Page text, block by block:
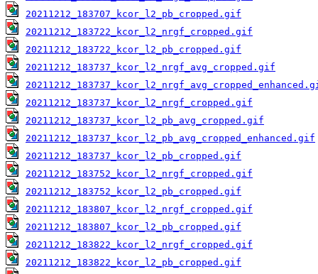
20211212_183707_kcor_l2_pb_cropped.gif
20211212_183722_kcor_l2_nrgf_cropped.gif
20211212_183722_kcor_l2_pb_cropped.gif
20211212_183737_kcor_l2_nrgf_avg_cropped.gif
20211212_183737_kcor_l2_nrgf_cropped.gif
20211212_183737_kcor_l2_pb_avg_cropped.gif
20211212_183737_kcor_l2_pb_avg_cropped_enhanced.gif
20211212_183737_kcor_l2_pb_cropped.gif
20211212_183752_kcor_l2_nrgf_cropped.gif
20211212_183752_kcor_l2_pb_cropped.gif
20211212_183807_kcor_l2_nrgf_cropped.gif
20211212_183807_kcor_l2_pb_cropped.gif
20211212_183822_kcor_l2_nrgf_cropped.gif
20211212_183822_kcor_l2_pb_cropped.gif